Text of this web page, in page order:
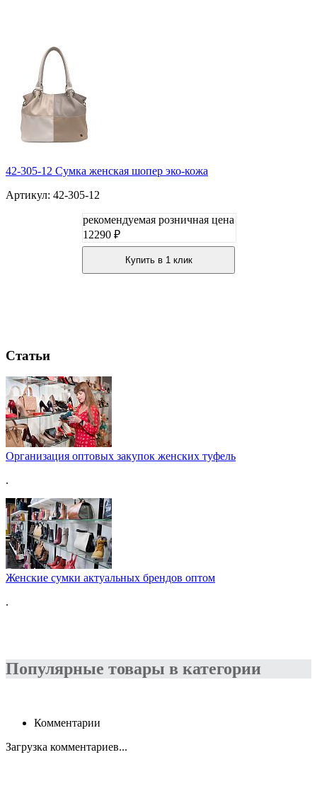
42-305-12 Сумка женская шопер эко-кожа
Артикул: 42-305-12
рекомендуемая розничная цена
12290 ₽
Купить в 1 клик
Статьи
Организация оптовых закупок женских туфель
.
Женские сумки актуальных брендов оптом
.
Популярные товары в категории
Комментарии
Загрузка комментариев...